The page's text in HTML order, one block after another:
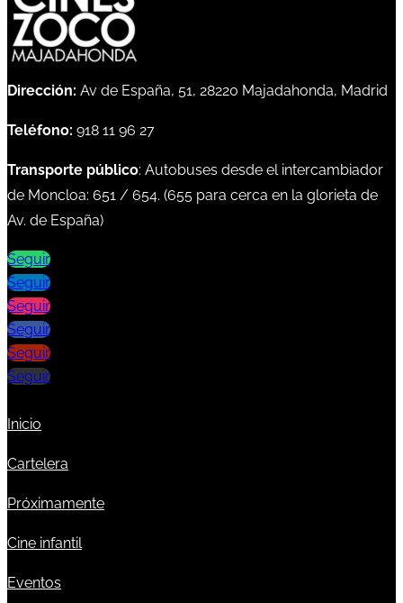
Dirección: Av de España, 51, 28220 Majadahonda, Madrid
Teléfono: 918 11 96 27
Transporte público: Autobuses desde el intercambiador
de Moncloa: 651 / 654. (655 para cerca en la glorieta de
Av. de España)
Seguir
Seguir
Seguir
Seguir
Seguir
Seguir
Inicio
Cartelera
Próximamente
Cine infantil
Eventos